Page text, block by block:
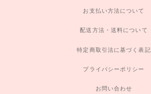
お支払い方法について
配送方法・送料について
特定商取引法に基づく表記
プライバシーポリシー
お問い合わせ